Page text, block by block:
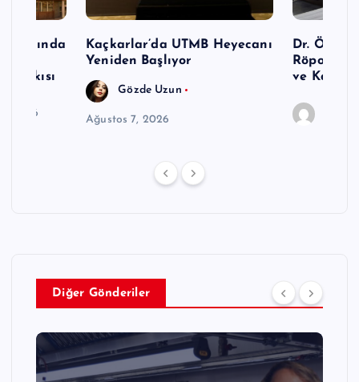
Baskısı
2026
Kaçkarlar’da UTMB Heyecanı
Yeniden Başlıyor
Gözde Uzun
Ağustos 7, 2026
Dr. Öğr.
Röportaj:
ve Kariyer
Diğer Gönderiler